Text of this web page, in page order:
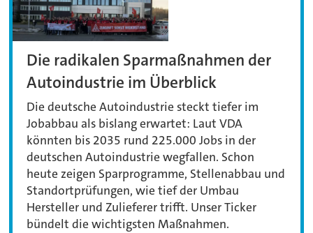
Die radikalen Sparmaßnahmen der
Autoindustrie im Überblick
Die deutsche Autoindustrie steckt tiefer im
Jobabbau als bislang erwartet: Laut VDA
könnten bis 2035 rund 225.000 Jobs in der
deutschen Autoindustrie wegfallen. Schon
heute zeigen Sparprogramme, Stellenabbau und
Standortprüfungen, wie tief der Umbau
Hersteller und Zulieferer trifft. Unser Ticker
bündelt die wichtigsten Maßnahmen.